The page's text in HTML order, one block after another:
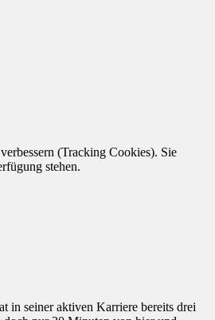
in seiner aktiven Karriere bereits drei
(Tracking Cookies). Sie
stehen.